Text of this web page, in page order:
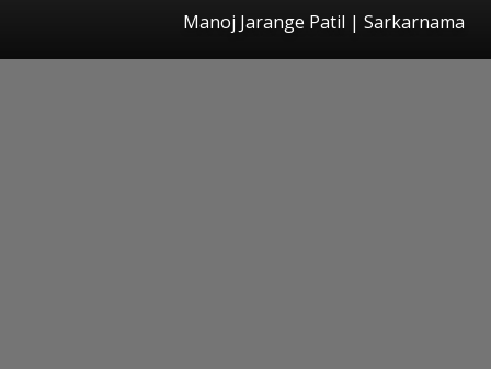
Manoj Jarange Patil | Sarkarnama